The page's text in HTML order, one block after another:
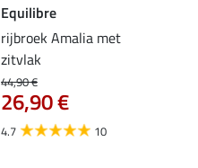
Equilibre
rijbroek Amalia met
zitvlak
44,90 €
26,90 €
4.7 10